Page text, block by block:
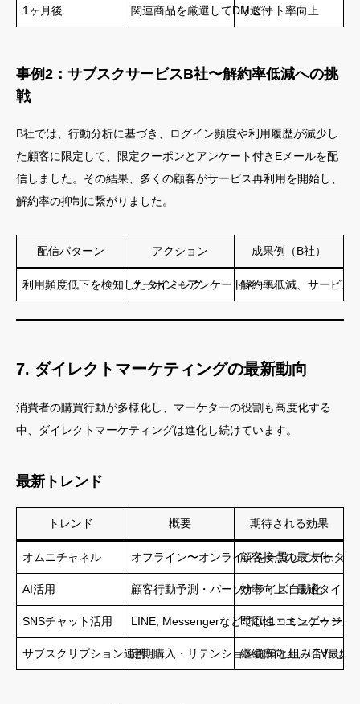
1ヶ月後 関連商品を厳選してDM送付リピート率向上
事例2：サブスクサービスB社〜解約率低減への挑
戦
B社では、行動分析に基づき、ログイン頻度や利用履歴が減少し
た顧客に限定して、限定クーポンとアンケート付きEメールを配
信しました。その結果、多くの顧客がサービス再利用を開始し、
解約率の抑制に繋がりました。
配信パターン アクション 成果例（B社）
利用頻度低下を検知したタイミングクーポン＋アンケートメール解約率低減、サービス
7. ダイレクトマーケティングの最新動向
消費者の購買行動が多様化し、マーケターの役割も高度化する
中、ダイレクトマーケティングは進化し続けています。
最新トレンド
トレンド 概要 期待される効果
オムニチャネル オフライン〜オンラインを一貫してデータ活
顧客接点の最大化、最
AI活用 顧客行動予測・パーソナライズ自動化
効率向上、最適タイミ
SNSチャット活用 LINE, Messengerなどで1to1コミュニケーシ
即応性・エンゲージメ
サブスクリプション連携定期購入・リテンション施策と組み合わせ
継続率向上、LTV最大